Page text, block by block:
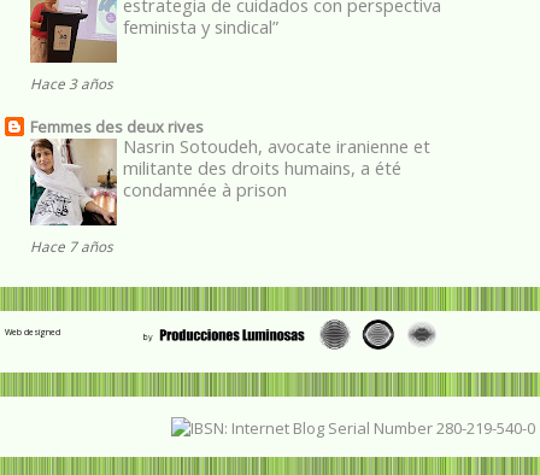
feminista y sindical”
Hace 3 años
Femmes des deux rives
Nasrin Sotoudeh, avocate iranienne et
militante des droits humains, a été
condamnée à prison
Hace 7 años
Web designed